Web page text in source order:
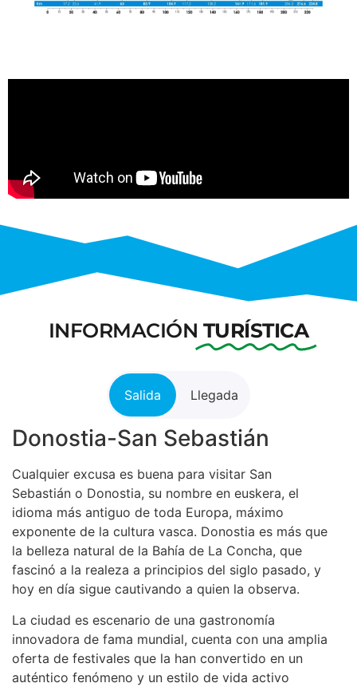
INFORMACIÓN TURÍSTICA
Salida Llegada
Donostia-San Sebastián
Cualquier excusa es buena para visitar San
Sebastián o Donostia, su nombre en euskera, el
idioma más antiguo de toda Europa, máximo
exponente de la cultura vasca. Donostia es más que
la belleza natural de la Bahía de La Concha, que
fascinó a la realeza a principios del siglo pasado, y
hoy en día sigue cautivando a quien la observa.
La ciudad es escenario de una gastronomía
innovadora de fama mundial, cuenta con una amplia
oferta de festivales que la han convertido en un
auténtico fenómeno y un estilo de vida activo